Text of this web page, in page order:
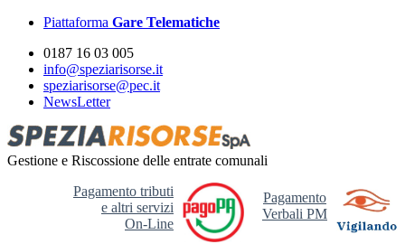
Piattaforma Gare Telematiche
0187 16 03 005
info@speziarisorse.it
speziarisorse@pec.it
NewsLetter
Gestione e Riscossione delle entrate comunali
Pagamento
Verbali PM
Pagamento tributi
e altri servizi
On-Line